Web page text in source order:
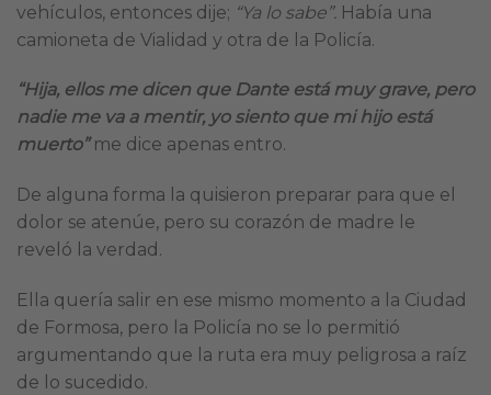
vehículos, entonces dije; “Ya lo sabe”. Había una
camioneta de Vialidad y otra de la Policía.
“Hija, ellos me dicen que Dante está muy grave, pero
nadie me va a mentir, yo siento que mi hijo está
muerto” me dice apenas entro.
De alguna forma la quisieron preparar para que el
dolor se atenúe, pero su corazón de madre le
reveló la verdad.
Ella quería salir en ese mismo momento a la Ciudad
de Formosa, pero la Policía no se lo permitió
argumentando que la ruta era muy peligrosa a raíz
de lo sucedido.